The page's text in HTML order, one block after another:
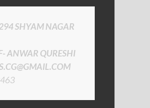
SHYAM NAGAR
ANWAR QURESHI